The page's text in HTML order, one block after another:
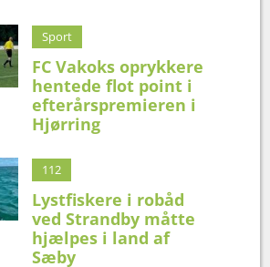
Sport
FC Vakoks oprykkere
hentede flot point i
efterårspremieren i
Hjørring
112
Lystfiskere i robåd
ved Strandby måtte
hjælpes i land af
Sæby